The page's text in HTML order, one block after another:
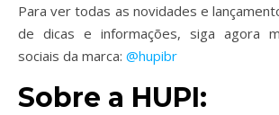
Para ver todas as novidades e
de dicas e informações, siga agora
sociais da marca: @hupibr
Sobre a HUPI: